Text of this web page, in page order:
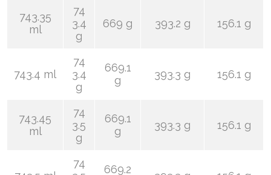
743.35
ml
74
3.4
g
669 g 393.2 g 156.1 g
743.4 ml
74
3.4
g
669.1
g
393.3 g 156.1 g
743.45
ml
74
3.5
g
669.1
g
393.3 g 156.1 g
74
669.2